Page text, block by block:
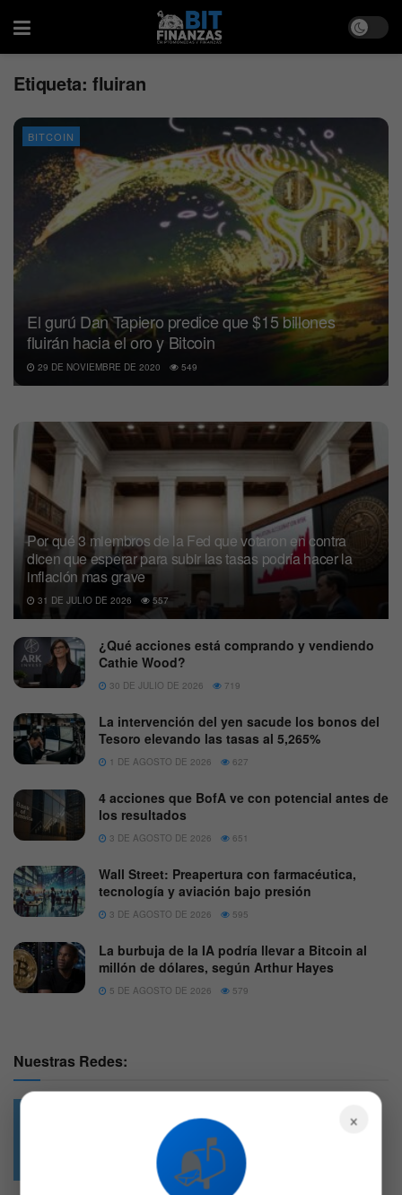
Etiqueta: fluiran
BITCOIN
El gurú Dan Tapiero predice que $15 billones
fluirán hacia el oro y Bitcoin
29 DE NOVIEMBRE DE 2020 549
Por qué 3 miembros de la Fed que votaron en contra
dicen que esperar para subir las tasas podría hacer la
inflación mas grave
31 DE JULIO DE 2026 557
¿Qué acciones está comprando y vendiendo
Cathie Wood?
30 DE JULIO DE 2026 719
La intervención del yen sacude los bonos del
Tesoro elevando las tasas al 5,265%
1 DE AGOSTO DE 2026 627
4 acciones que BofA ve con potencial antes de
los resultados
3 DE AGOSTO DE 2026 651
Wall Street: Preapertura con farmacéutica,
tecnología y aviación bajo presión
3 DE AGOSTO DE 2026 595
La burbuja de la IA podría llevar a Bitcoin al
millón de dólares, según Arthur Hayes
5 DE AGOSTO DE 2026 579
Nuestras Redes:
4.7k
Followers
×
📬